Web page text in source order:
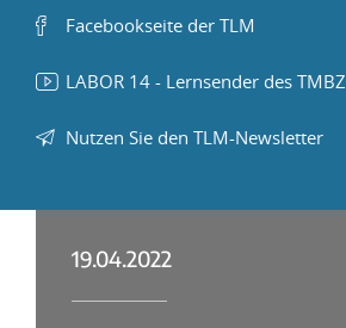
Facebookseite der TLM
LABOR 14 - Lernsender des
Nutzen Sie den TLM-Newsletter
19.04.2022